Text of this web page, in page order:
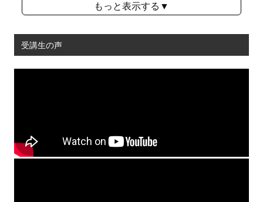
もっと表示する▼
受講生の声